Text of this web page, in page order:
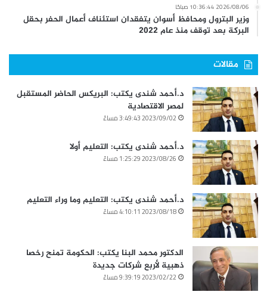
2026/08/06 10:36:44 صباحًا
وزير البترول ومحافظ أسوان يتفقدان استئناف أعمال الحفر بحقل
البركة بعد توقف منذ عام 2022
مقالات
د.أحمد شندى يكتب: البريكس الحاضر المستقبل
لمصر الاقتصادية
2023/09/02 3:49:43 مساءً
د.أحمد شندى يكتب: التعليم أولا
2023/08/26 1:25:29 مساءً
د.أحمد شندى يكتب: التعليم وما وراء التعليم
2023/08/18 4:10:11 مساءً
الدكتور محمد البنا يكتب: الحكومة تمنح رخصا
ذهبية لأربع شركات جديدة
2023/02/22 9:39:19 مساءً